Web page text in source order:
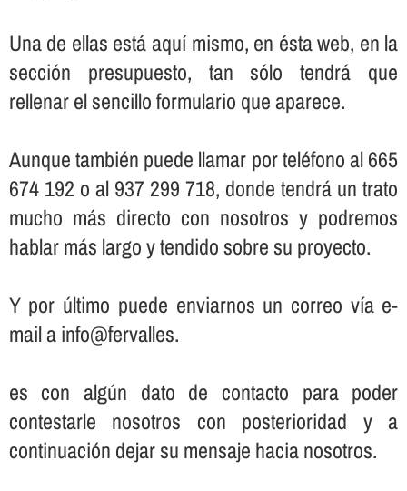
Una de ellas está aquí­ mismo, en ésta web, en la
sección presupuesto, tan sólo tendrá que
rellenar el sencillo formulario que aparece.
Aunque también puede llamar por teléfono al 665
674 192 o al 937 299 718, donde tendrá un trato
mucho más directo con nosotros y podremos
hablar más largo y tendido sobre su proyecto.
Y por último puede enviarnos un correo ví­a e-
mail a info@fervalles.
es con algún dato de contacto para poder
contestarle nosotros con posterioridad y a
continuación dejar su mensaje hacia nosotros.